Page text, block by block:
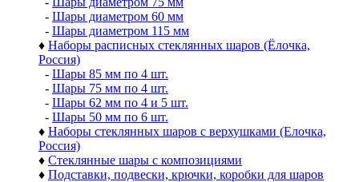
- Шары диаметром 60 мм
- Шары диаметром 115 мм
♦ Наборы расписных стеклянных шаров (Ёлочка,
Россия)
- Шары 85 мм по 4 шт.
- Шары 75 мм по 4 шт.
- Шары 62 мм по 4 и 5 шт.
- Шары 50 мм по 6 шт.
♦ Наборы стеклянных шаров с верхушками (Елочка,
Россия)
♦ Стеклянные шары с композициями
♦ Подставки, подвески, крючки, коробки для шаров